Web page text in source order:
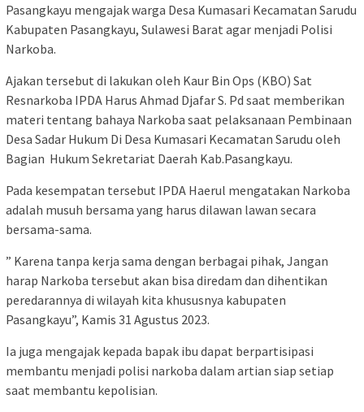
Pasangkayu mengajak warga Desa Kumasari Kecamatan Sarudu
Kabupaten Pasangkayu, Sulawesi Barat agar menjadi Polisi
Narkoba.
Ajakan tersebut di lakukan oleh Kaur Bin Ops (KBO) Sat
Resnarkoba IPDA Harus Ahmad Djafar S. Pd saat memberikan
materi tentang bahaya Narkoba saat pelaksanaan Pembinaan
Desa Sadar Hukum Di Desa Kumasari Kecamatan Sarudu oleh
Bagian Hukum Sekretariat Daerah Kab.Pasangkayu.
Pada kesempatan tersebut IPDA Haerul mengatakan Narkoba
adalah musuh bersama yang harus dilawan lawan secara
bersama-sama.
” Karena tanpa kerja sama dengan berbagai pihak, Jangan
harap Narkoba tersebut akan bisa diredam dan dihentikan
peredarannya di wilayah kita khususnya kabupaten
Pasangkayu”, Kamis 31 Agustus 2023.
Ia juga mengajak kepada bapak ibu dapat berpartisipasi
membantu menjadi polisi narkoba dalam artian siap setiap
saat membantu kepolisian.